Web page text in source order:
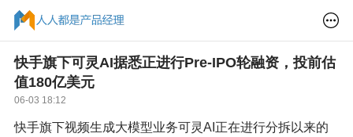
快手旗下可灵AI据悉正进行Pre-IPO轮融资，投前估
值180亿美元
06-03 18:12
快手旗下视频生成大模型业务可灵AI正在进行分拆以来的